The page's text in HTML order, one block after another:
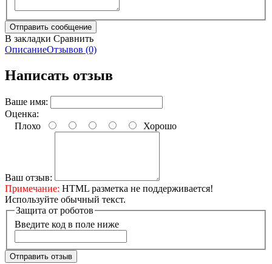
В закладки Сравнить
ОписаниеОтзывов (0)
Написать отзыв
Ваше имя:
Оценка:
Плохо
Хорошо
Ваш отзыв:
Примечание: HTML разметка не поддерживается!
Используйте обычный текст.
Защита от роботов
Введите код в поле ниже
Отправить отзыв